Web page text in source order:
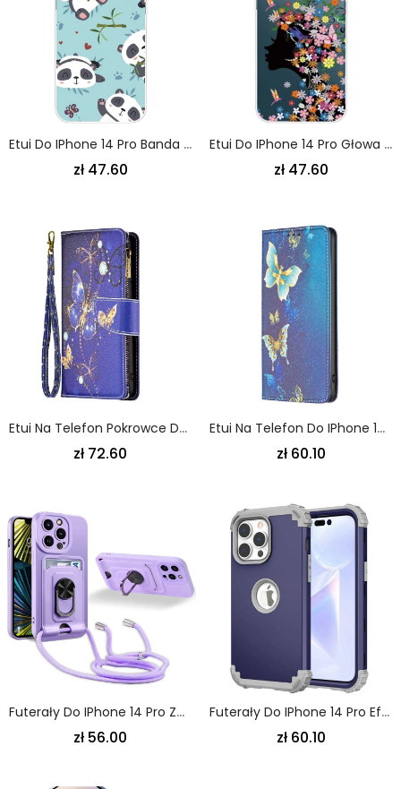
Etui Do IPhone 14 Pro Banda Pand
zł 47.60
Etui Do IPhone 14 Pro Głowa Kwiatu
zł 47.60
Etui Na Telefon Pokrowce Do IPhone 14 Pro Portfel Portfel Motyle
zł 72.60
Etui Na Telefon Do IPhone 14 Pro Etui Folio Motyle
zł 60.10
Futerały Do IPhone 14 Pro Ze Sznurkiem Smycz I Stojak Na Karty
zł 56.00
Futerały Do IPhone 14 Pro Efekt Metaliczny
zł 60.10